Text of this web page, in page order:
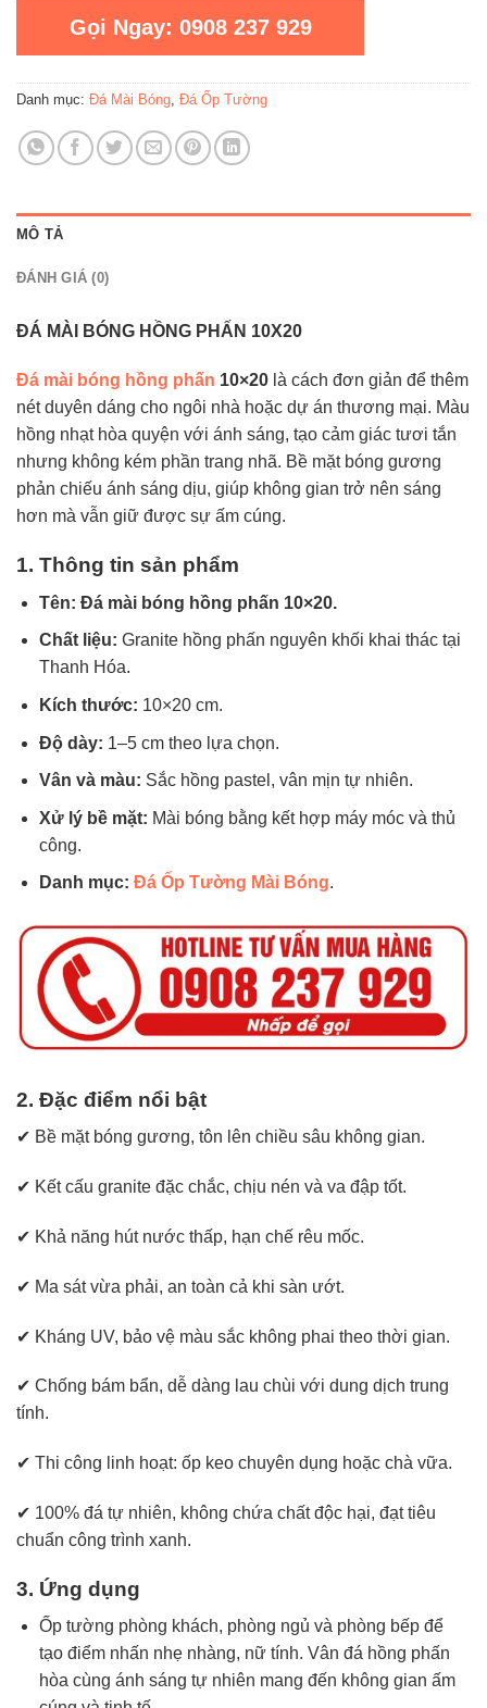
Gọi Ngay: 0908 237 929
Danh mục: Đá Mài Bóng Đá Ốp Tường
MÔ TẢ
ĐÁNH GIÁ (0)
ĐÁ MÀI BÓNG HỒNG PHẤN 10X20
Đá mài bóng hồng phấn 10×20 là cách đơn giản để thêm
nét duyên dáng cho ngôi nhà hoặc dự án thương mại. Màu
hồng nhạt hòa quyện với ánh sáng, tạo cảm giác tươi tắn
nhưng không kém phần trang nhã. Bề mặt bóng gương
phản chiếu ánh sáng dịu, giúp không gian trở nên sáng
hơn mà vẫn giữ được sự ấm cúng.
1. Thông tin sản phẩm
Tên: Đá mài bóng hồng p hấn 10×20.
Chất liệu: Granite hồng phấn nguyên khối khai thác tại
Thanh Hóa.
Kích thước: 10×20 cm.
Độ dày: 1–5 cm theo lựa chọn.
Vân và màu: Sắc hồng pastel, vân mịn tự nhiên.
Xử lý bề mặt: Mài bóng bằng kết hợp máy móc và thủ
công.
Danh mục: Đá Ốp Tường Mài Bóng.
2. Đặc điểm nổi bật
✔ Bề mặt bóng gương, tôn lên chiều sâu không gian.
✔ Kết cấu granite đặc chắc, chịu nén và va đập tốt.
✔ Khả năng hút nước thấp, hạn chế rêu mốc.
✔ Ma sát vừa phải, an toàn cả khi sàn ướt.
✔ Kháng UV, bảo vệ màu sắc không phai theo thời gian.
✔ Chống bám bẩn, dễ dàng lau chùi với dung dịch trung
tính.
✔ Thi công linh hoạt: ốp keo chuyên dụng hoặc chà vữa.
✔ 100% đá tự nhiên, không chứa chất độc hại, đạt tiêu
chuẩn công trình xanh.
3. Ứng dụng
Ốp tường phòng khách, phòng ngủ và phòng bếp để
tạo điểm nhấn nhẹ nhàng, nữ tính. Vân đá hồng phấn
hòa cùng ánh sáng tự nhiên mang đến không gian ấm